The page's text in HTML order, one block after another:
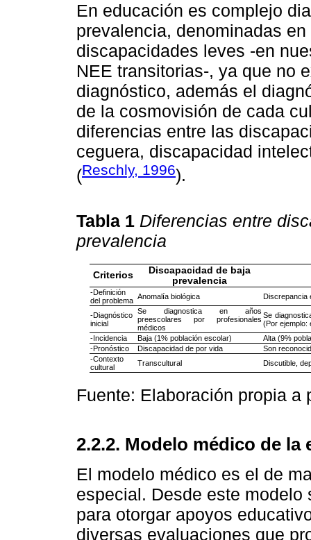
En educación es complejo
prevalencia, denominadas
discapacidades leves -en
NEE transitorias-, ya que no
diagnóstico, además el
de la cosmovisión de cada
diferencias entre las
ceguera, discapacidad
(Reschly, 1996).
Tabla 1 Diferencias entre
prevalencia
Criterios
Discapacidad de baja
prevalencia
-Definición
del problema Anomalía biológica Discrepancia
-Diagnóstico
inicial
Se diagnostica en años
preescolares por profesionales
médicos
Se
(Por ejemplo:
-Incidencia
Baja (1% población escolar)
Alta (9%
-Pronóstico
Discapacidad de por vida
Son
-Contexto
cultural
Transcultural Discutible,
Fuente: Elaboración propia a
2.2.2. Modelo médico de la
El modelo médico es el de
especial. Desde este
para otorgar apoyos
diversas evaluaciones que